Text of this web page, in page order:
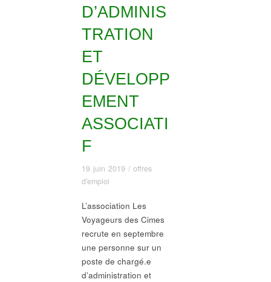
D’ADMINIS
TRATION
ET
DÉVELOPP
EMENT
ASSOCIATI
F
19 juin 2019 / offres
d'emploi
L’association Les
Voyageurs des Cimes
recrute en septembre
une personne sur un
poste de chargé.e
d’administration et